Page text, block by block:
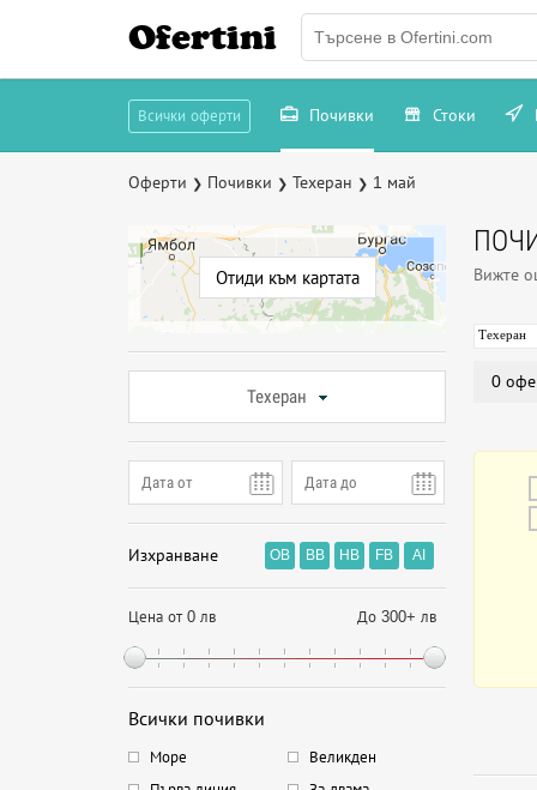
Ofertini
Всички оферти Почивки Стоки
Оферти ❯ Почивки ❯ Техеран ❯ 1 май
Отиди към картата
Техеран
Изхранване OB BB HB FB AI
Цена от 0 лв До 300+ лв
Всички почивки
Море
Великден
Вижте
Техеран
0